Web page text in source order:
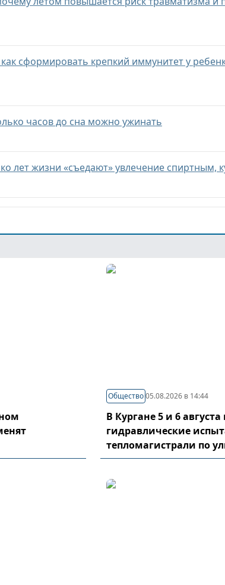
как сформировать крепкий иммунитет у
часов до сна можно ужинать
лет жизни «съедают» увлечение спиртным,
Общество 05.08.2026 в 14:44
В Кургане 5 и 6
гидравлические
тепломагистрали по